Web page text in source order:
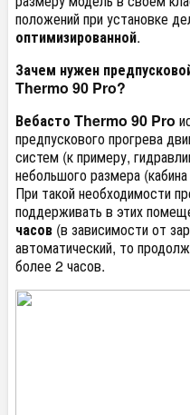
положений при установке
оптимизированной.
Зачем нужен
Thermo 90 Pro?
Вебасто Thermo 90 Pro
предпускового прогрева
систем (к примеру,
небольшого размера
При такой необходимости
поддерживать в этих
часов (в зависимости от
автоматический, то
более 2 часов.